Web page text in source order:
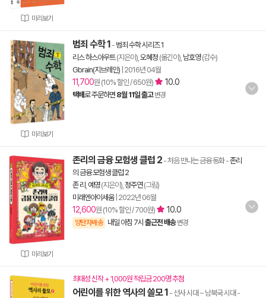
미리보기
미리보기
범죄 수학 1 - 범죄 수학 시리즈 1
리스 하스아우트(지은이), 오혜정 (옮긴이), 남호영(감수)
Gbrain(지브레인) 2016년 04월
11,700원 (10% 할인 / 650원) 10.0
택배로 주문하면 8월 11일 출고 변경
미리보기
존리의 금융 모험생 클럽 2 - 처음 만나는 금융 동화-존리
의 금융 모험생 클럽 2
존 리 예영(지은이), 정주연(그림)
미래엔아이세움| 2022년 06월
12,600원 (10% 할인 / 700원) 10.0
양탄자배송 내일 아침 7시 출근전 배송 변경
최태성 신작 + 1,000원 적립금 200명 추첨
어린이를 위한 역사의 쓸모 1 - 선사 시대 ~ 남북국 시대 -